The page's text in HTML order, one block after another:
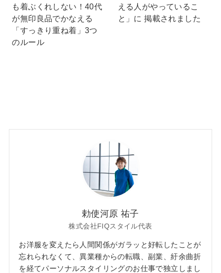
も着ぶくれしない！40代
が無印良品でかなえる
「すっきり重ね着」3つ
のルール
える人がやっているこ
と」に 掲載されました
勅使河原 祐子
株式会社FIQスタイル代表
お洋服を変えたら人間関係がガラッと好転したことが
忘れられなくて、異業種からの転職、副業、紆余曲折
を経てパーソナルスタイリングのお仕事で独立しまし